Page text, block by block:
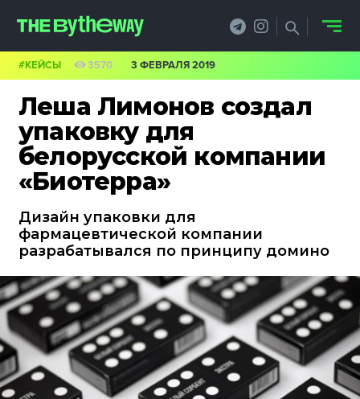
Леша Лимонов создал
упаковку для
белорусской компании
«Биотерра»
Дизайн упаковки для
фармацевтической компании
разрабатывался по принципу домино
#КЕЙСЫ 3570 3 ФЕВРАЛЯ 2019
PRO.ОБЗОР
КЕЙСЫ
ФИЛОСОФИЯ
КРЕАТИВА
ТЕХНОЛОГИИ
ФЕСТИВАЛИ
ФОТОГРАФИЯ